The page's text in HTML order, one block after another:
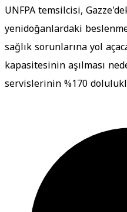
UNFPA temsilcisi,
yenidoğanlardaki
sağlık sorunlarına yol
kapasitesinin aşılması
servislerinin %170